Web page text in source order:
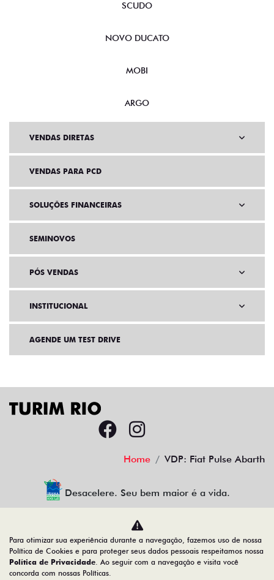
SCUDO
NOVO DUCATO
MOBI
ARGO
VENDAS DIRETAS
VENDAS PARA PCD
SOLUÇÕES FINANCEIRAS
SEMINOVOS
PÓS VENDAS
INSTITUCIONAL
AGENDE UM TEST DRIVE
Home VDP: Fiat Pulse Abarth
Desacelere. Seu bem maior é a vida.
TURIM RIO VEICULOS LTDA
34.777.421/0001-45
Para otimizar sua experiência durante a navegação, fazemos uso de nossa
Política de Cookies e para proteger seus dados pessoais respeitamos nossa
Política de Privacidade. Ao seguir com a navegação e visita você
concorda com nossas Políticas.